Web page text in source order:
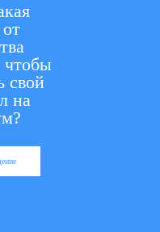
чтобы
свой
на